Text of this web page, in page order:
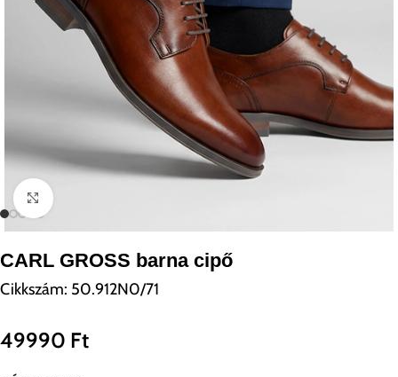
Kattintson a nagyításhoz
CARL GROSS barna cipő
Cikkszám: 50.912N0/71
49990 Ft